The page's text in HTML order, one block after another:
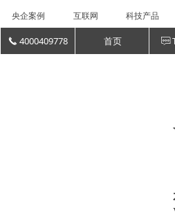
끅 4000409778 首页 ꁳ
央企案例 互联网 科技产品